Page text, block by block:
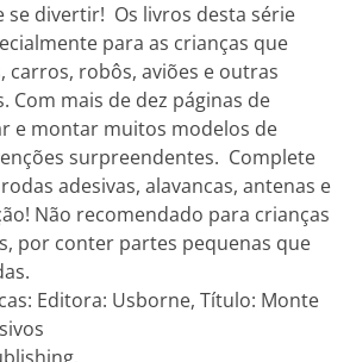
se divertir! Os livros desta série
para as crianças que
carros, robôs, aviões e outras
Com mais de dez páginas de
e montar muitos modelos de
surpreendentes. Complete
adesivas, alavancas, antenas e
Não recomendado para crianças
por conter partes pequenas que
Editora: Usborne, Título: Monte